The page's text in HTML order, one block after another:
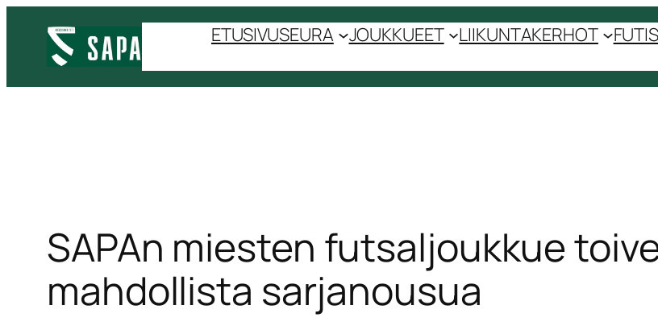
sisältöön
ETUSIVUSEURA JOUKKUEET LIIKUNTAKERHOT
SAPAn miesten futsaljoukkue
mahdollista sarjanousua